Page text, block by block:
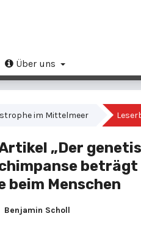
Über uns
im Mittelmeer
„Der
beträgt
Menschen
Benjamin Scholl